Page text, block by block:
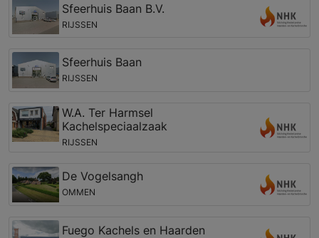
Sfeerhuis Baan B.V.
RIJSSEN
Sfeerhuis Baan
RIJSSEN
W.A. Ter Harmsel
Kachelspeciaalzaak
RIJSSEN
De Vogelsangh
OMMEN
Fuego Kachels en Haarden